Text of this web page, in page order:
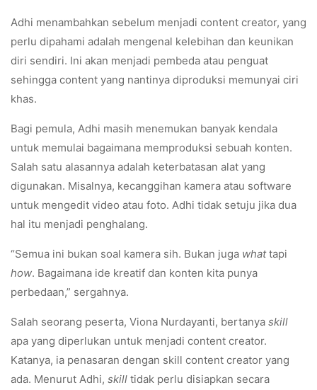
Adhi menambahkan sebelum menjadi content creator, yang
perlu dipahami adalah mengenal kelebihan dan keunikan
diri sendiri. Ini akan menjadi pembeda atau penguat
sehingga content yang nantinya diproduksi memunyai ciri
khas.
Bagi pemula, Adhi masih menemukan banyak kendala
untuk memulai bagaimana memproduksi sebuah konten.
Salah satu alasannya adalah keterbatasan alat yang
digunakan. Misalnya, kecanggihan kamera atau software
untuk mengedit video atau foto. Adhi tidak setuju jika dua
hal itu menjadi penghalang.
“Semua ini bukan soal kamera sih. Bukan juga whattapi
how. Bagaimana ide kreatif dan konten kita punya
perbedaan,” sergahnya.
Salah seorang peserta, Viona Nurdayanti, bertanya skill
apa yang diperlukan untuk menjadi content creator.
Katanya, ia penasaran dengan skill content creator yang
ada. Menurut Adhi, skill tidak perlu disiapkan secara